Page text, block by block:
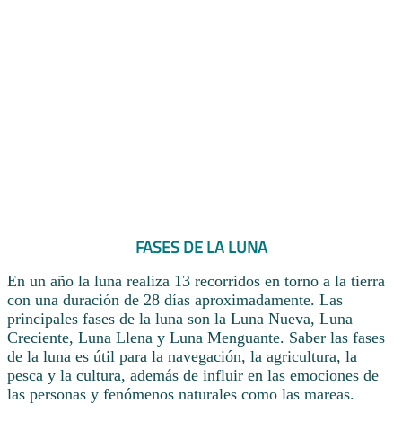
FASES DE LA LUNA
En un año la luna realiza 13 recorridos en torno a la tierra
con una duración de 28 días aproximadamente. Las
principales fases de la luna son la Luna Nueva, Luna
Creciente, Luna Llena y Luna Menguante. Saber las fases
de la luna es útil para la navegación, la agricultura, la
pesca y la cultura, además de influir en las emociones de
las personas y fenómenos naturales como las mareas.